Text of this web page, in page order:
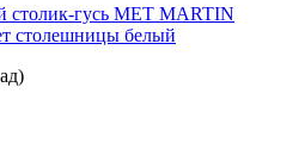
столик-гусь МЕТ MARTIN
столешницы белый